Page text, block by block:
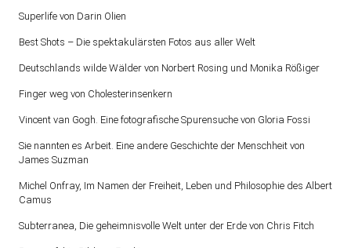
Superlife von Darin Olien
Best Shots – Die spektakulärsten Fotos aus aller Welt
Deutschlands wilde Wälder von Norbert Rosing und Monika Rößiger
Finger weg von Cholesterinsenkern
Vincent van Gogh. Eine fotografische Spurensuche von Gloria Fossi
Sie nannten es Arbeit. Eine andere Geschichte der Menschheit von
James Suzman
Michel Onfray, Im Namen der Freiheit, Leben und Philosophie des Albert
Camus
Subterranea, Die geheimnisvolle Welt unter der Erde von Chris Fitch